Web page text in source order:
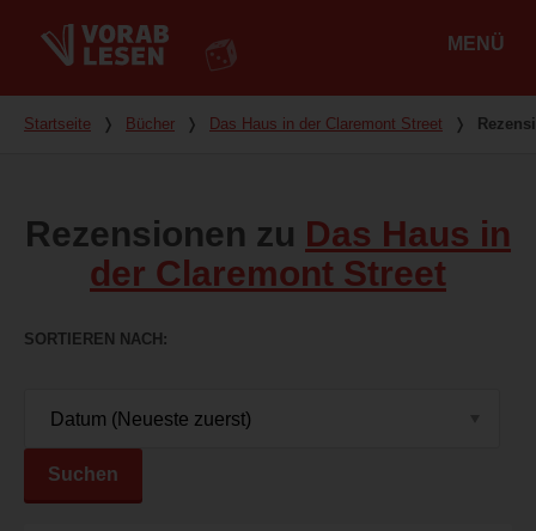
MENÜ
Du bist hier
Startseite ❭ Bücher ❭ Das Haus in der Claremont Street ❭
Rezensionen zu Das Haus in
der Claremont Street
SORTIEREN NACH
Suchen